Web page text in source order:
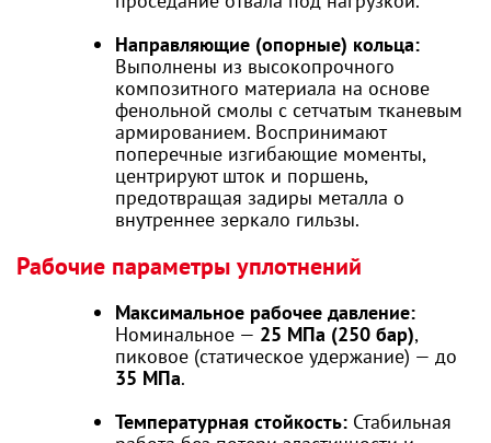
Направляющие (опорные) кольца:
Выполнены из высокопрочного
композитного материала на основе
фенольной смолы с сетчатым тканевым
армированием. Воспринимают
поперечные изгибающие моменты,
центрируют шток и поршень,
предотвращая задиры металла о
внутреннее зеркало гильзы.
Рабочие параметры уплотнений
Максимальное рабочее давление:
Номинальное — 25 МПа (250 бар),
пиковое (статическое удержание) — до
35 МПа.
Температурная стойкость: Стабильная